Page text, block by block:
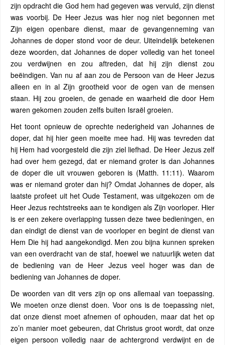
zijn opdracht die God hem had gegeven was vervuld, zijn dienst
was voorbij. De Heer Jezus was hier nog niet begonnen met
Zijn eigen openbare dienst, maar de gevangenneming van
Johannes de doper stond voor de deur. Uiteindelijk betekenen
deze woorden, dat Johannes de doper volledig van het toneel
zou verdwijnen en zou aftreden, dat hij zijn dienst zou
beëindigen. Van nu af aan zou de Persoon van de Heer Jezus
alleen en in al Zijn grootheid voor de ogen van de mensen
staan. Hij zou groeien, de genade en waarheid die door Hem
waren gekomen zouden zelfs buiten Israël groeien.
Het toont opnieuw de oprechte nederigheid van Johannes de
doper, dat hij hier geen moeite mee had. Hij was tevreden dat
hij Hem had voorgesteld die zijn ziel liefhad. De Heer Jezus zelf
had over hem gezegd, dat er niemand groter is dan Johannes
de doper die uit vrouwen geboren is (Matth. 11:11). Waarom
was er niemand groter dan hij? Omdat Johannes de doper, als
laatste profeet uit het Oude Testament, was uitgekozen om de
Heer Jezus rechtstreeks aan te kondigen als Zijn voorloper. Hier
is er een zekere overlapping tussen deze twee bedieningen, en
dan eindigt de dienst van de voorloper en begint de dienst van
Hem Die hij had aangekondigd. Men zou bijna kunnen spreken
van een overdracht van de staf, hoewel we natuurlijk weten dat
de bediening van de Heer Jezus veel hoger was dan de
bediening van Johannes de doper.
De woorden van dit vers zijn op ons allemaal van toepassing.
We moeten onze dienst doen. Voor ons is de toepassing niet,
dat onze dienst moet afnemen of ophouden, maar dat het op
zo’n manier moet gebeuren, dat Christus groot wordt, dat onze
eigen persoon volledig naar de achtergrond verdwijnt en de